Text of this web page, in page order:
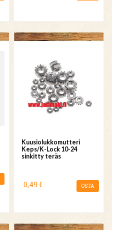
Kuusiolukkomutteri
Keps/K-Lock 10-24
sinkitty teräs
0,49 € OSTA